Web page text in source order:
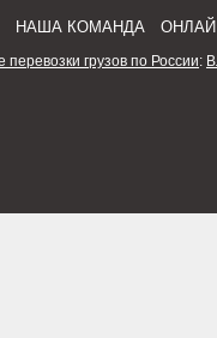
НАША КОМАНДА
грузов по России: